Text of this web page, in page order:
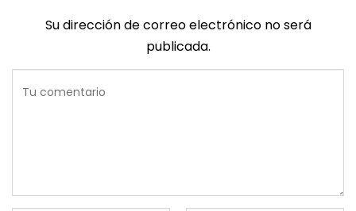
Su dirección de correo electrónico no será
publicada.